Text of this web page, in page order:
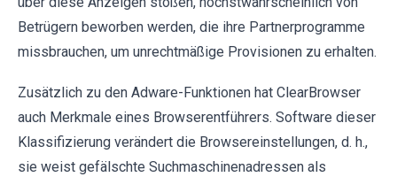
Betrügern beworben werden, die ihre Partnerprogramme
missbrauchen, um unrechtmäßige Provisionen zu erhalten.
Zusätzlich zu den Adware-Funktionen hat ClearBrowser
auch Merkmale eines Browserentführers. Software dieser
Klassifizierung verändert die Browsereinstellungen, d. h.,
sie weist gefälschte Suchmaschinenadressen als